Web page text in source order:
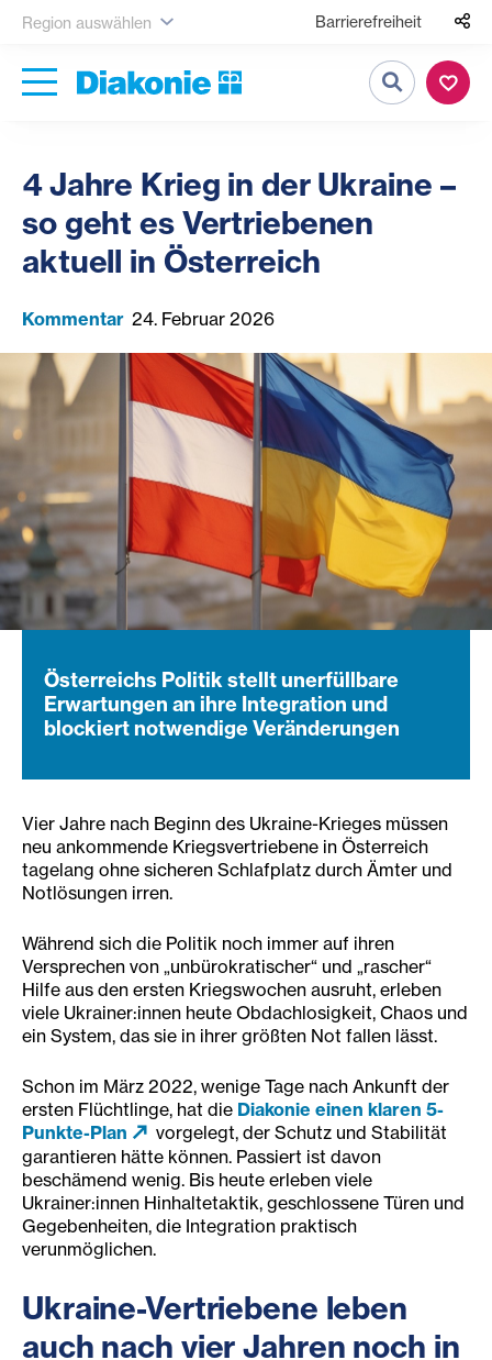
Region auswählen Barrierefreiheit
Suche
4 Jahre Krieg in der Ukraine –
so geht es Vertriebenen
aktuell in Österreich
Kommentar 24. Februar 2026
Österreichs Politik stellt unerfüllbare
Erwartungen an ihre Integration und
blockiert notwendige Veränderungen
Vier Jahre nach Beginn des Ukraine-Krieges müssen
neu ankommende Kriegsvertriebene in Österreich
tagelang ohne sicheren Schlafplatz durch Ämter und
Notlösungen irren.
Während sich die Politik noch immer auf ihren
Versprechen von „unbürokratischer“ und „rascher“
Hilfe aus den ersten Kriegswochen ausruht, erleben
viele Ukrainer:innen heute Obdachlosigkeit, Chaos und
ein System, das sie in ihrer größten Not fallen lässt.
Schon im März 2022, wenige Tage nach Ankunft der
ersten Flüchtlinge, hat die Diakonie einen klaren 5-
Punkte-Plan
vorgelegt, der Schutz und Stabilität
garantieren hätte können. Passiert ist davon
beschämend wenig. Bis heute erleben viele
Ukrainer:innen Hinhaltetaktik, geschlossene Türen und
Gegebenheiten, die Integration praktisch
verunmöglichen.
Ukraine-Vertriebene leben
auch nach vier Jahren noch in